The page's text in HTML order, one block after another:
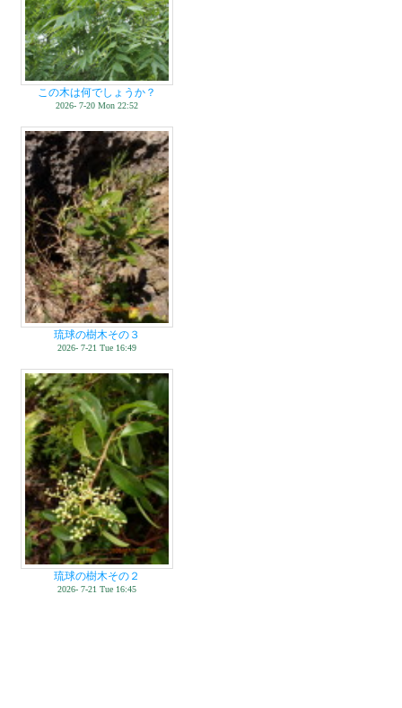
この木は何でしょうか？
2026- 7-20 Mon 22:52
琉球の樹木その３
2026- 7-21 Tue 16:49
琉球の樹木その２
2026- 7-21 Tue 16:45